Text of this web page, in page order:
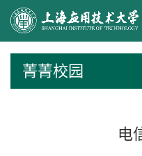
菁菁校园
电